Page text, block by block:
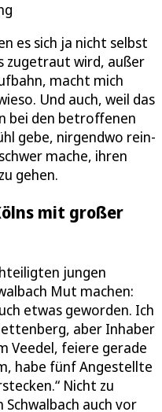
es sich ja nicht selbst
zugetraut wird, außer
macht mich
Und auch, weil das
bei den betroffenen
gebe, nirgendwo rein-
mache, ihren
gehen.
mit großer
jungen
Mut machen:
etwas geworden. Ich
aber Inhaber
Veedel, feiere gerade
habe fünf Angestellte
Nicht zu
auch vor